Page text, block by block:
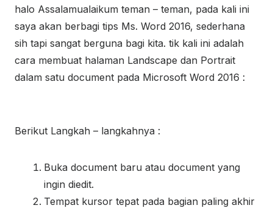
halo Assalamualaikum teman – teman, pada kali ini
saya akan berbagi tips Ms. Word 2016, sederhana
sih tapi sangat berguna bagi kita. tik kali ini adalah
cara membuat halaman Landscape dan Portrait
dalam satu document pada Microsoft Word 2016 :
Berikut Langkah – langkahnya :
Buka document baru atau document yang
ingin diedit.
Tempat kursor tepat pada bagian paling akhir